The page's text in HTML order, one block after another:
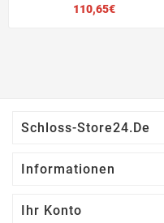
110,65€Preis
Schloss-Store24.de
Informationen
Ihr Konto